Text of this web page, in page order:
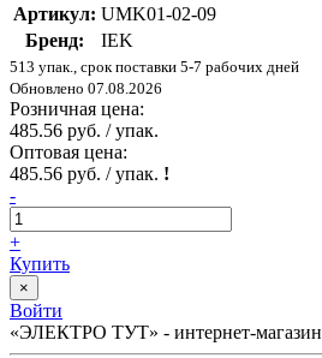
Артикул: UMK01-02-09
Бренд:
IEK
513 упак., срок поставки 5-7 рабочих дней
Обновлено 07.08.2026
Розничная цена:
485.56 руб. / упак.
Оптовая цена:
485.56 руб. / упак. !
-
+
Купить
×
Войти
«ЭЛЕКТРО ТУТ» - интернет-магазин